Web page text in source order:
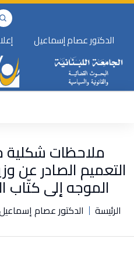
الدكتور عصام إسماعيل
ملاحظات شكلية
التعميم الصادر عن
الموجه إلى كتّاب
الرئيسة الدكتور عصام إسماعيل